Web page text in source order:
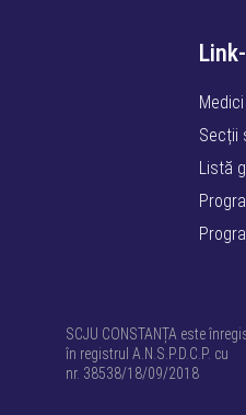
Medici
Secții
Listă
SCJU CONSTANȚA este
în registrul A.N.S.P.D.C.P. cu
nr. 38538/18/09/2018